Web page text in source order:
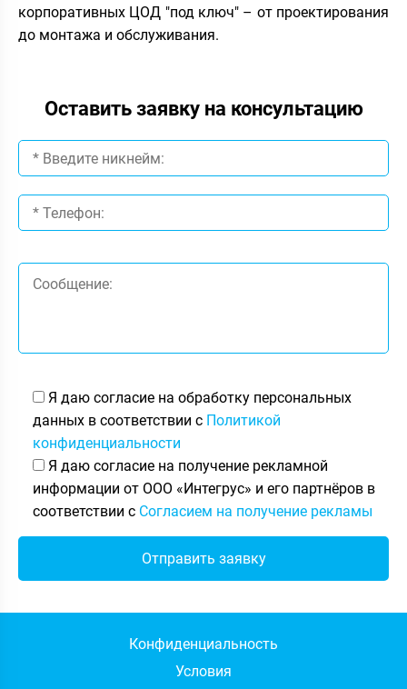
корпоративных ЦОД "под ключ" – от проектирования
до монтажа и обслуживания.
Оставить заявку на консультацию
Я даю согласие на обработку персональных
данных в соответствии с Политикой
конфиденциальности
Я даю согласие на получение рекламной
информации от ООО «Интегрус» и его партнёров в
соответствии с Согласием на получение рекламы
Конфиденциальность
Условия